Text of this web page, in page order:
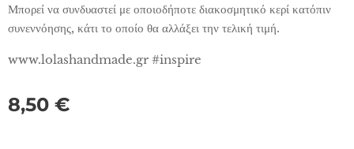
Μπορεί να συνδυαστεί με οποιοδήποτε διακοσμητικό κερί κατόπιν
συνεννόησης, κάτι το οποίο θα αλλάξει την τελική τιμή.
www.lolashandmade.gr #inspire
8,50 €